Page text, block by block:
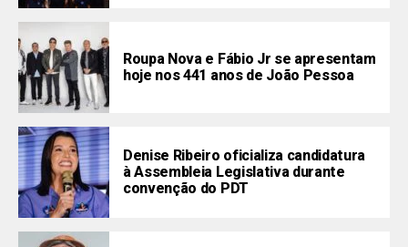
Roupa Nova e Fábio Jr se apresentam
hoje nos 441 anos de João Pessoa
Denise Ribeiro oficializa candidatura
à Assembleia Legislativa durante
convenção do PDT